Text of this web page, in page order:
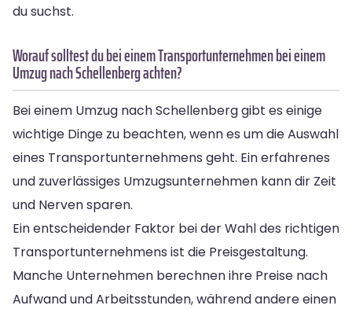
du suchst.
Worauf solltest du bei einem Transportunternehmen bei einem
Umzug nach Schellenberg achten?
Bei einem Umzug nach Schellenberg gibt es einige
wichtige Dinge zu beachten, wenn es um die Auswahl
eines Transportunternehmens geht. Ein erfahrenes
und zuverlässiges Umzugsunternehmen kann dir Zeit
und Nerven sparen.
Ein entscheidender Faktor bei der Wahl des richtigen
Transportunternehmens ist die Preisgestaltung.
Manche Unternehmen berechnen ihre Preise nach
Aufwand und Arbeitsstunden, während andere einen